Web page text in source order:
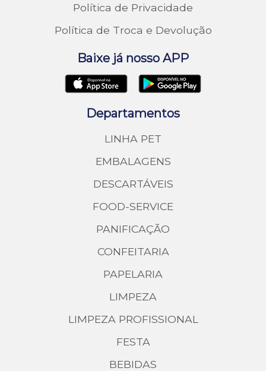
Política de Privacidade
Política de Troca e Devolução
Baixe já nosso APP
Departamentos
LINHA PET
EMBALAGENS
DESCARTÁVEIS
FOOD-SERVICE
PANIFICAÇÃO
CONFEITARIA
PAPELARIA
LIMPEZA
LIMPEZA PROFISSIONAL
FESTA
BEBIDAS